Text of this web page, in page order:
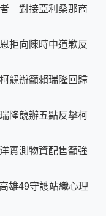
者 對接亞利桑那商
拒向陳時中道歉反
競辦籲賴瑞隆回歸
隆競辦五點反擊柯
實測物資配售籲強
雄49守護站織心理